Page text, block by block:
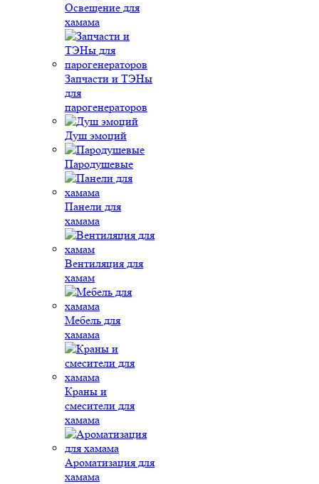
Освещение для
хамама
Запчасти и ТЭНы
для
парогенераторов
Душ эмоций
Пародушевые
Панели для
хамама
Вентиляция для
хамам
Мебель для
хамама
Краны и
смесители для
хамама
Ароматизация для
хамама